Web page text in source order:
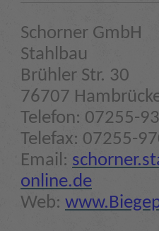
Schorner GmbH
Stahlbau
Brühler Str. 30
76707
Telefon: 07255-
Telefax: 07255-
Email:
online.de
Web: